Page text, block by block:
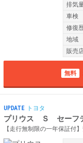
排気
車検
修復
地域
販売
無料
UPDATE トヨタ
プリウス Ｓ セーフ
【走行無制限の一年保証付